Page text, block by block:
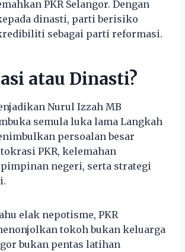
PKR Selangor. Dengan
dinasti, parti berisiko
sebagai parti reformasi.
atau Dinasti?
Nurul Izzah MB
semula luka lama Langkah
persoalan besar
PKR, kelemahan
negeri, serta strategi
elak nepotisme, PKR
tokoh bukan keluarga
bukan pentas latihan